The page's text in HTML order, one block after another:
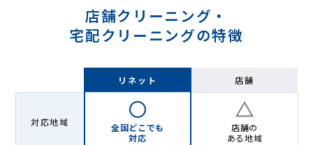
店舗クリーニング・
宅配クリーニングの特徴
リネット 店舗
対応地域
全国どこでも
対応
店舗の
ある地域